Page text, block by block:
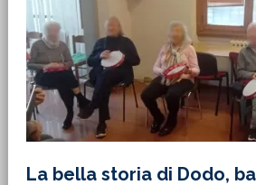
La bella storia di Dodo,